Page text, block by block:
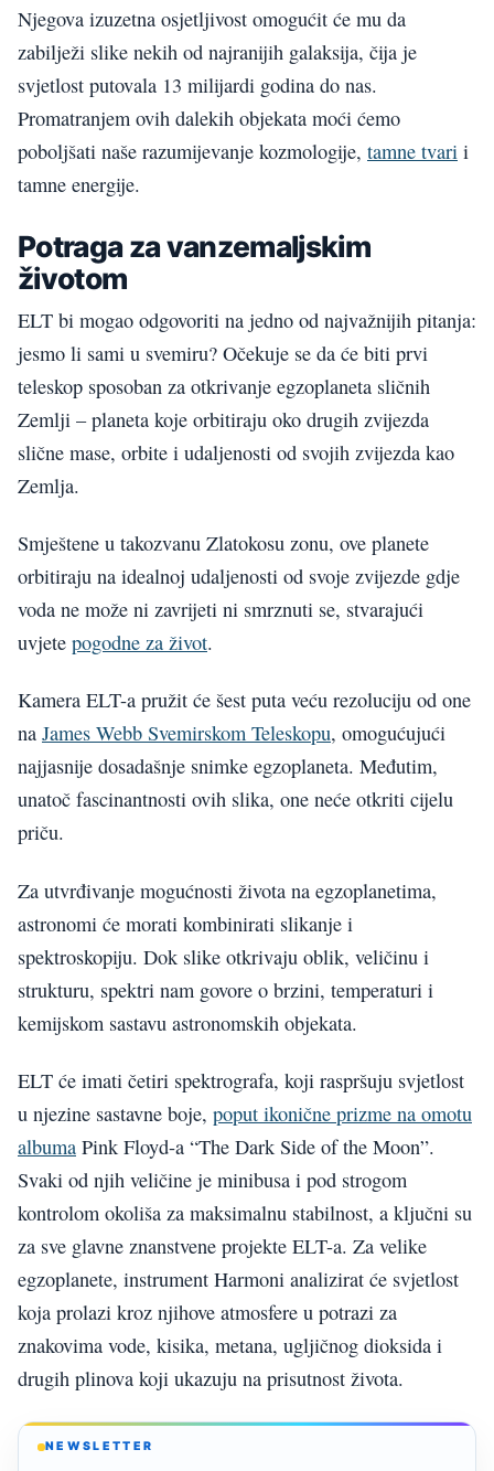
Njegova izuzetna osjetljivost omogućit će mu da
zabilježi slike nekih od najranijih galaksija, čija je
svjetlost putovala 13 milijardi godina do nas.
Promatranjem ovih dalekih objekata moći ćemo
poboljšati naše razumijevanje kozmologije, tamne tvari i
tamne energije.
Potraga za vanzemaljskim
životom
ELT bi mogao odgovoriti na jedno od najvažnijih pitanja:
jesmo li sami u svemiru? Očekuje se da će biti prvi
teleskop sposoban za otkrivanje egzoplaneta sličnih
Zemlji – planeta koje orbitiraju oko drugih zvijezda
slične mase, orbite i udaljenosti od svojih zvijezda kao
Zemlja.
Smještene u takozvanu Zlatokosu zonu, ove planete
orbitiraju na idealnoj udaljenosti od svoje zvijezde gdje
voda ne može ni zavrijeti ni smrznuti se, stvarajući
uvjete pogodne za život.
Kamera ELT-a pružit će šest puta veću rezoluciju od one
na James Webb Svemirskom Teleskopu, omogućujući
najjasnije dosadašnje snimke egzoplaneta. Međutim,
unatoč fascinantnosti ovih slika, one neće otkriti cijelu
priču.
Za utvrđivanje mogućnosti života na egzoplanetima,
astronomi će morati kombinirati slikanje i
spektroskopiju. Dok slike otkrivaju oblik, veličinu i
strukturu, spektri nam govore o brzini, temperaturi i
kemijskom sastavu astronomskih objekata.
ELT će imati četiri spektrografa, koji raspršuju svjetlost
u njezine sastavne boje, poput ikonične prizme na omotu
albuma Pink Floyd-a “The Dark Side of the Moon”.
Svaki od njih veličine je minibusa i pod strogom
kontrolom okoliša za maksimalnu stabilnost, a ključni su
za sve glavne znanstvene projekte ELT-a. Za velike
egzoplanete, instrument Harmoni analizirat će svjetlost
koja prolazi kroz njihove atmosfere u potrazi za
znakovima vode, kisika, metana, ugljičnog dioksida i
drugih plinova koji ukazuju na prisutnost života.
NEWSLETTER